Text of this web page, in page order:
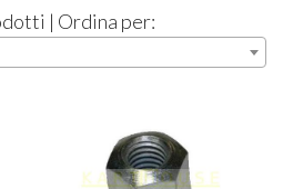
| Ordina per: